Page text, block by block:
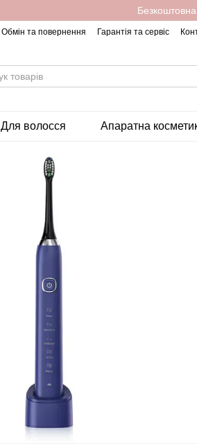
Обмін та повернення Гарантія та сервіс
Для волосся Апаратна